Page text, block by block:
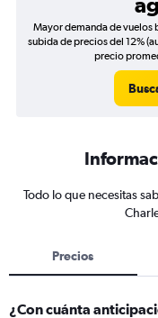
Mayor demanda de vuelos
subida de precios del 12%
precio
Todo lo que necesitas
Precios
¿Con cuánta